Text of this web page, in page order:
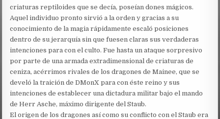
criaturas reptiloides que se decía, poseían dones mágicos.
Aquel individuo pronto sirvió a la orden y gracias a su
conocimiento de la magia rápidamente escaló posiciones
dentro de su jerarquía sin que fuesen claras sus verdaderas
intenciones para con el culto. Fue hasta un ataque sorpresivo
por parte de una armada extradimensional de criaturas de
ceniza, acérrimos rivales de los dragones de Mainee, que se
develó la traición de DMonX para con éste reino y sus
intenciones de establecer una dictadura militar bajo el mando
de Herr Asche, máximo dirigente del Staub.
El origen de los dragones así como su conflicto con el Staub era